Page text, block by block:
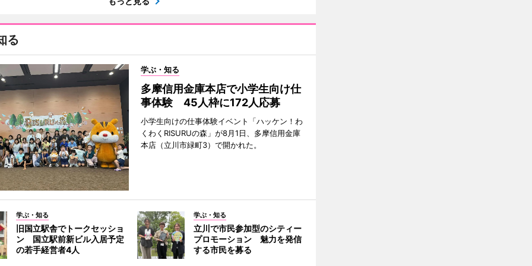
る
学ぶ・知る
多摩信用金庫本店で小学生向け仕
事体験 45人枠に172人応募
小学生向けの仕事体験イベント「ハッケン！わ
くわくRISURUの森」が8月1日、多摩信用金庫
本店（立川市緑町3）で開かれた。
学ぶ・知る
旧国立駅舎でトークセッショ
ン 国立駅前新ビル入居予定
の若手経営者4人
学ぶ・知る
立川で市民参加型のシティー
プロモーション 魅力を発信
する市民を募る